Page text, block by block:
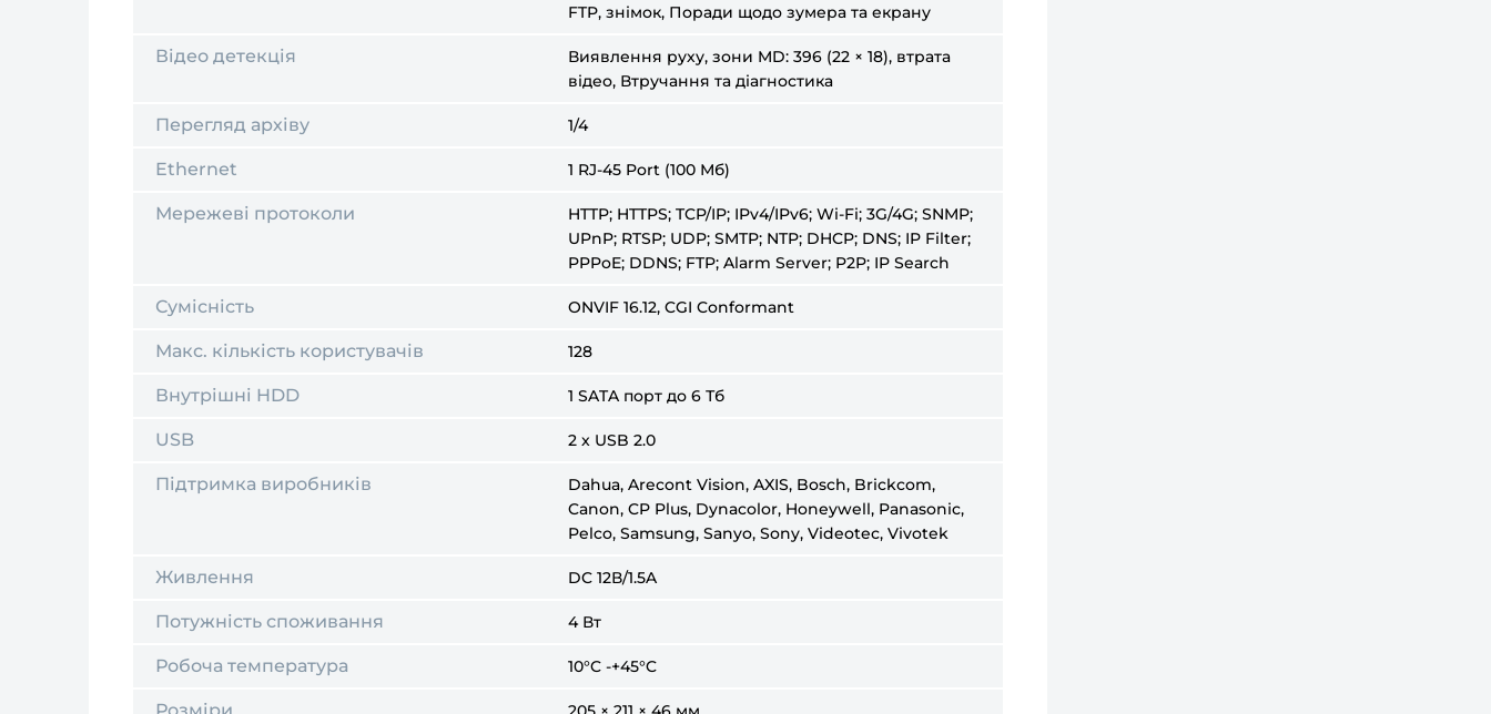
FTP, знімок, Поради щодо зумера та екрану
Відео детекція
Виявлення руху, зони MD: 396 (22 × 18), втрата
відео, Втручання та діагностика
Перегляд архіву 1/4
Ethernet 1 RJ-45 Port (100 Мб)
Мережеві протоколи
HTTP; HTTPS; TCP/IP; IPv4/IPv6; Wi-Fi; 3G/4G; SNMP;
UPnP; RTSP; UDP; SMTP; NTP; DHCP; DNS; IP Filter;
PPPoE; DDNS; FTP; Alarm Server; P2P; IP Search
Сумісність ONVIF 16.12, CGI Conformant
Макс. кількість користувачів 128
Внутрішні HDD 1 SATA порт до 6 Тб
USB 2 x USB 2.0
Підтримка виробників
Dahua, Arecont Vision, AXIS, Bosch, Brickcom,
Canon, CP Plus, Dynacolor, Honeywell, Panasonic,
Pelco, Samsung, Sanyo, Sony, Videotec, Vivotek
Живлення DC 12В/1.5A
Потужність споживання 4 Вт
Робоча температура 10°C -+45°C